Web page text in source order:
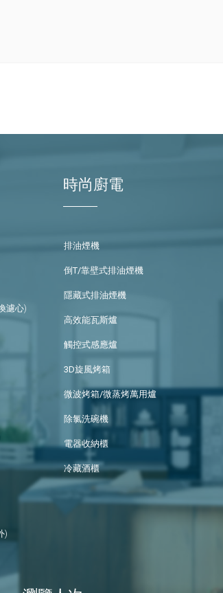
濾心)
)
時尚廚電
排油煙機
倒T/靠壁式排油煙機
隱藏式排油煙機
高效能瓦斯爐
觸控式感應爐
3D旋風烤箱
微波烤箱/微蒸烤萬用爐
除氯洗碗機
電器收納櫃
冷藏酒櫃